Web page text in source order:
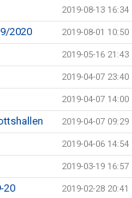
2019-08-13 16:34
2020 2019-08-01 10:50
2019-05-16 21:43
2019-04-07 23:40
2019-04-07 14:00
2019-04-07 09:29
2019-04-06 14:54
2019-03-19 16:57
20 2019-02-28 20:41